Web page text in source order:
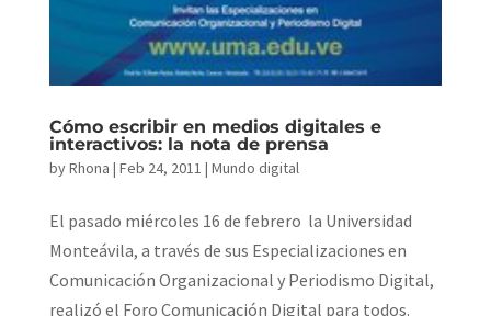
Cómo escribir en medios digitales e
interactivos: la nota de prensa
byRhona | Feb 24, 2011 | Mundo digital
El pasado miércoles 16 de febrero la Universidad
Monteávila, a través de sus Especializaciones en
Comunicación Organizacional y Periodismo Digital,
realizó el Foro Comunicación Digital para todos.